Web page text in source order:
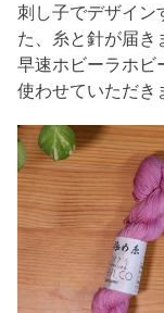
刺し子でデザイン
た、糸と針が届き
早速ホビーラホビ
使わせていただき